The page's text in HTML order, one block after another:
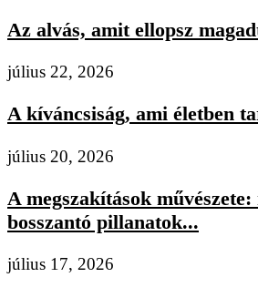
Az alvás, amit ellopsz
július 22, 2026
A kíváncsiság, ami életben
július 20, 2026
A megszakítások
bosszantó pillanatok...
július 17, 2026